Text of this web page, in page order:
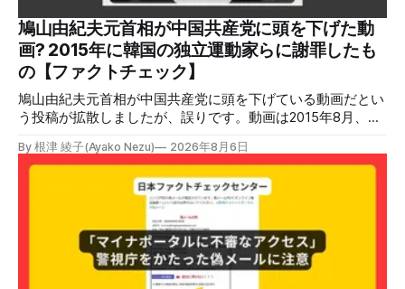
鳩山由紀夫元首相が中国共産党に頭を下げた動
画? 2015年に韓国の独立運動家らに謝罪したも
の【ファクトチェック】
鳩山由紀夫元首相が中国共産党に頭を下げている動画だとい
う投稿が拡散しましたが、誤りです。動画は2015年8月、鳩
立運動家らに謝罪した映像です。中国共産党に対して頭を下
げている動画ではありません。 検証対象 拡散した言説 2026
年7月30日、「日本人がなぜ左翼を嫌うのか、考えたことは
ありますか？/ここに日本の左寄り首相だった鳩山由紀夫が
います。彼は2009年から2010年まで1年間務めました。/こ
のビデオでは、彼が中国を訪問中に中国共産党に対して恥じ
らいながら頭を下げています」という英文付きの動画がXで
By 根津 綾子(Ayako Nezu) 2026年8月6日